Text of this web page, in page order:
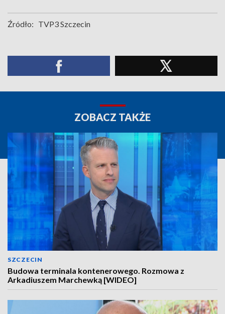
Źródło: TVP3 Szczecin
ZOBACZ TAKŻE
SZCZECIN
Budowa terminala kontenerowego. Rozmowa z
Arkadiuszem Marchewką [WIDEO]